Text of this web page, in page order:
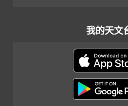
我的天文